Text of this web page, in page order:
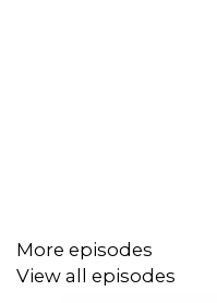
Lesung neues Buch
More episodes
View all episodes